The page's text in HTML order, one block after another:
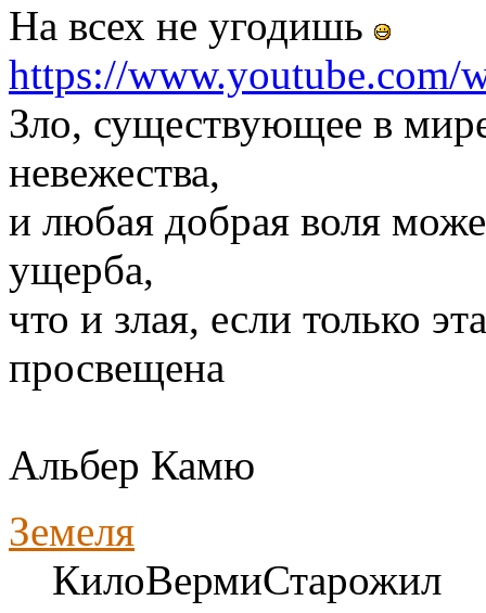
На всех не угодишь
https://www.youtube.com/
Зло, существующее в
невежества,
и любая добрая воля
ущерба,
что и злая, если только
просвещена
Альбер Камю
Земеля
КилоВермиСтарожил